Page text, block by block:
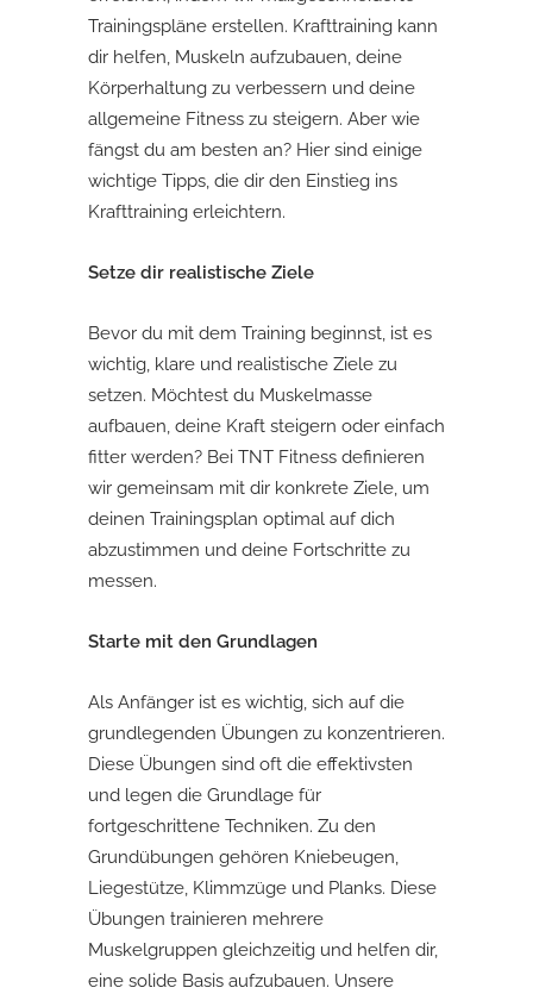
Trainingspläne erstellen. Krafttraining kann
dir helfen, Muskeln aufzubauen, deine
Körperhaltung zu verbessern und deine
allgemeine Fitness zu steigern. Aber wie
fängst du am besten an? Hier sind einige
wichtige Tipps, die dir den Einstieg ins
Krafttraining erleichtern.
Setze dir realistische Ziele
Bevor du mit dem Training beginnst, ist es
wichtig, klare und realistische Ziele zu
setzen. Möchtest du Muskelmasse
aufbauen, deine Kraft steigern oder einfach
fitter werden? Bei TNT Fitness definieren
wir gemeinsam mit dir konkrete Ziele, um
deinen Trainingsplan optimal auf dich
abzustimmen und deine Fortschritte zu
messen.
Starte mit den Grundlagen
Als Anfänger ist es wichtig, sich auf die
grundlegenden Übungen zu konzentrieren.
Diese Übungen sind oft die effektivsten
und legen die Grundlage für
fortgeschrittene Techniken. Zu den
Grundübungen gehören Kniebeugen,
Liegestütze, Klimmzüge und Planks. Diese
Übungen trainieren mehrere
Muskelgruppen gleichzeitig und helfen dir,
eine solide Basis aufzubauen. Unsere